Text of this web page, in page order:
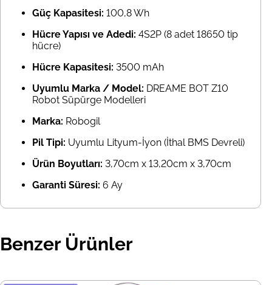
Güç Kapasitesi: 100,8 Wh
Hücre Yapısı ve Adedi: 4S2P (8 adet 18650 tip
hücre)
Hücre Kapasitesi: 3500 mAh
Uyumlu Marka / Model: DREAME BOT Z10
Robot Süpürge Modelleri
Marka: Robogil
Pil Tipi: Uyumlu Lityum-İyon (İthal BMS Devreli)
Ürün Boyutları: 3,70cm x 13,20cm x 3,70cm
Garanti Süresi: 6 Ay
Benzer Ürünler